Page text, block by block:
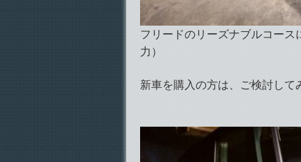
フリードのリーズナブルコー
力）
新車を購入の方は、ご検討して